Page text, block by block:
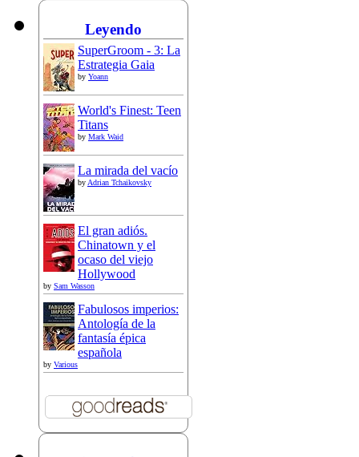
Leyendo
SuperGroom - 3: La
Estrategia Gaia
by Yoann
World's Finest: Teen
Titans
by Mark Waid
La mirada del vacío
byAdrian Tchaikovsky
El gran adiós.
Chinatown y el
ocaso del viejo
Hollywood
by Sam Wasson
Fabulosos imperios:
Antología de la
fantasía épica
española
by Various